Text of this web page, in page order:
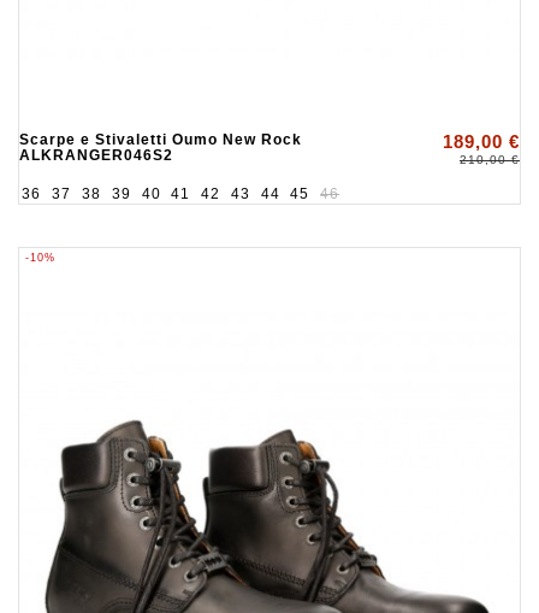
Scarpe e Stivaletti Oumo New Rock
ALKRANGER046S2
189,00 €
210,00 €
36 37 38 39 40 41 42 43 44 45 46
-10%